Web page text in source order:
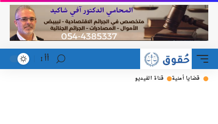
أأ
قضايا أمنية قناة الفيديو